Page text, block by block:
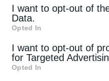
I want to opt-out of
Data.
Opted In
I want to opt-out of
for Targeted
Opted In